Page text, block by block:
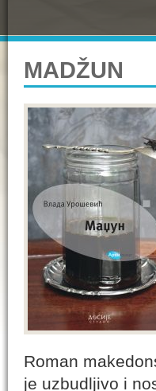
MADŽUN
Roman
je uzbudljivo i